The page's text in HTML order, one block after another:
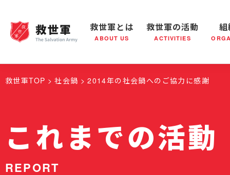
救世軍とは
ABOUT US
救世軍とは 世界が抱えている社会問題 救世軍
救世軍の活動
ACTIVITIES
救世軍の活動 社会鍋
組織概要
救世軍TOP 社会鍋 2014年の社会鍋へのご協力に感謝
これまでの活動
REPORT